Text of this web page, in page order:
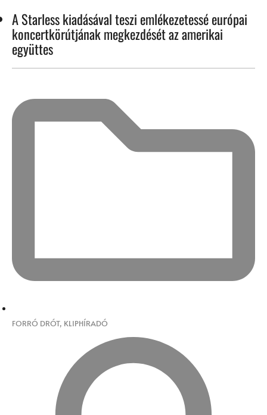
A Starless kiadásával teszi emlékezetessé európai
koncertkörútjának megkezdését az amerikai
együttes
FORRÓ DRÓT, KLIPHÍRADÓ